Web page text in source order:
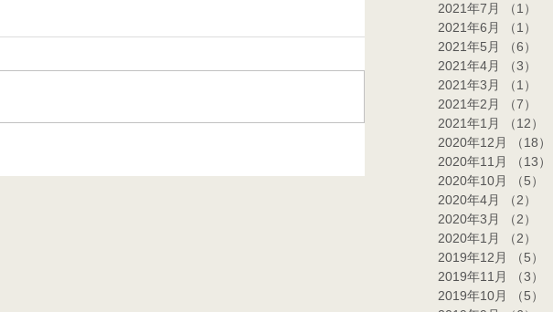
2021年7月
（1）
2021年6月
（1）
2021年5月
（6）
2021年4月
（3）
2021年3月
（1）
2021年2月
（7）
2021年1月
（12）
2020年12月
（18）
2020年11月
（13）
2020年10月
（5）
2020年4月
（2）
2020年3月
（2）
2020年1月
（2）
2019年12月
（5）
2019年11月
（3）
2019年10月
（5）